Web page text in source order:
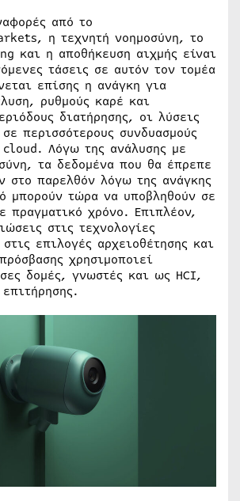
από το
η τεχνητή νοημοσύνη, το
και η αποθήκευση αιχμής είναι
τάσεις σε αυτόν τον τομέα
επίσης η ανάγκη για
ρυθμούς καρέ και
διατήρησης, οι λύσεις
σε περισσότερους συνδυασμούς
cloud. Λόγω της ανάλυσης με
τα δεδομένα που θα έπρεπε
στο παρελθόν λόγω της ανάγκης
μπορούν τώρα να υποβληθούν σε
πραγματικό χρόνο. Επιπλέον,
στις τεχνολογίες
επιλογές αρχειοθέτησης και
χρησιμοποιεί
δομές, γνωστές και ως HCI,